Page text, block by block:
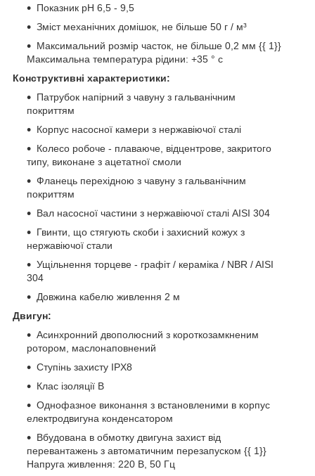
Показник рН 6,5 - 9,5
Зміст механічних домішок, не більше 50 г / м³
Максимальний розмір часток, не більше 0,2 мм {{ 1}}
Максимальна температура рідини: +35 ° с
Конструктивні характеристики:
Патрубок напірний з чавуну з гальванічним
покриттям
Корпус насосної камери з нержавіючої сталі
Колесо робоче - плаваюче, відцентрове, закритого
типу, виконане з ацетатної смоли
Фланець перехідною з чавуну з гальванічним
покриттям
Вал насосної частини з нержавіючої сталі AISI 304
Гвинти, що стягують скоби і захисний кожух з
нержавіючої стали
Ущільнення торцеве - графіт / кераміка / NBR / AISI
304
Довжина кабелю живлення 2 м
Двигун:
Асинхронний двополюсний з короткозамкненим
ротором, маслонаповнений
Ступінь захисту IPХ8
Клас ізоляції В
Однофазное виконання з встановленими в корпус
електродвигуна конденсатором
Вбудована в обмотку двигуна захист від
перевантажень з автоматичним перезапуском {{ 1}}
Напруга живлення: 220 В, 50 Гц